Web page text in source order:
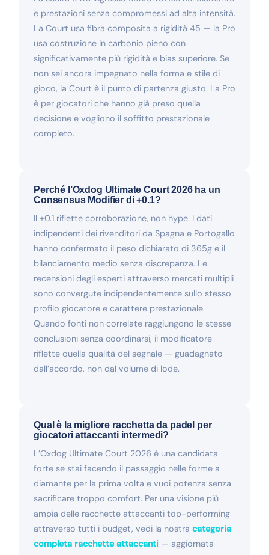
e prestazioni senza compromessi ad alta intensità.
La Court usa fibra composita a rigidità 45 — la Pro
usa costruzione in carbonio pieno con
significativamente più rigidità e bias superiore. Se
non sei ancora impegnato nella forma e stile di
gioco, la Court è il punto di partenza giusto. La Pro
è per giocatori che hanno già preso quella
decisione e vogliono il soffitto prestazionale
completo.
Perché l’Oxdog Ultimate Court 2026 ha un
Consensus Modifier di +0.1?
Il +0.1 riflette corroborazione, non hype. I dati
indipendenti dei rivenditori da Spagna e Portogallo
hanno confermato il peso dichiarato di 365g e il
bilanciamento medio senza discrepanza. Le
recensioni degli esperti attraverso mercati multipli
sono convergute indipendentemente sullo stesso
profilo giocatore e carattere prestazionale.
Quando fonti non correlate raggiungono le stesse
conclusioni senza coordinarsi, il modificatore
riflette quella qualità del segnale — guadagnato
dall’accordo, non dal volume di lode.
Qual è la migliore racchetta da padel per
giocatori attaccanti intermedi?
L’Oxdog Ultimate Court 2026 è una candidata
forte se stai facendo il passaggio nelle forme a
diamante per la prima volta e vuoi potenza senza
sacrificare troppo comfort. Per una visione più
ampia delle racchette attaccanti top-performing
attraverso tutti i budget, vedi la nostra categoria
completa racchette attaccanti — aggiornata